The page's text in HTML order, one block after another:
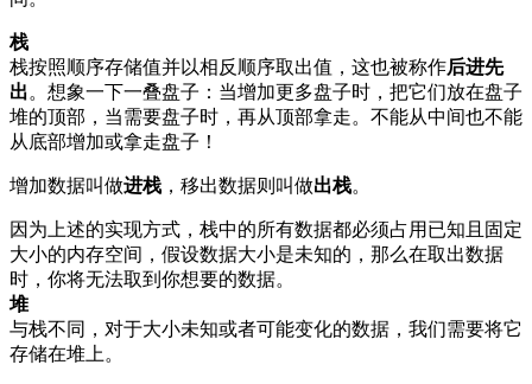
栈
栈按照顺序存储值并以相反顺序取出值，这也被称作后进先
出。想象一下一叠盘子：当增加更多盘子时，把它们放在盘子
堆的顶部，当需要盘子时，再从顶部拿走。不能从中间也不能
从底部增加或拿走盘子！
增加数据叫做进栈 ，移出数据则叫做出栈。
因为上述的实现方式，栈中的所有数据都必须占用已知且固定
大小的内存空间，假设数据大小是未知的，那么在取出数据
时，你将无法取到你想要的数据。
堆
与栈不同，对于大小未知或者可能变化的数据，我们需要将它
存储在堆上。